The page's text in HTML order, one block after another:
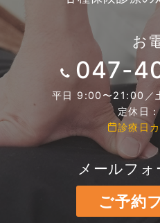
お
047-
平日 9:00〜21:00／
定休日
診療日
メールフ
ご予約